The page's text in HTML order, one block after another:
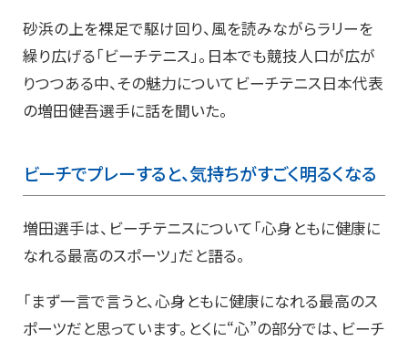
砂浜の上を裸足で駆け回り、風を読みながらラリーを
繰り広げる「ビーチテニス」。日本でも競技人口が広が
りつつある中、その魅力についてビーチテニス日本代表
の増田健吾選手に話を聞いた。
ビーチでプレーすると、気持ちがすごく明るくなる
増田選手は、ビーチテニスについて「心身ともに健康に
なれる最高のスポーツ」だと語る。
「まず一言で言うと、心身ともに健康になれる最高のス
ポーツだと思っています。とくに“心”の部分では、ビーチ